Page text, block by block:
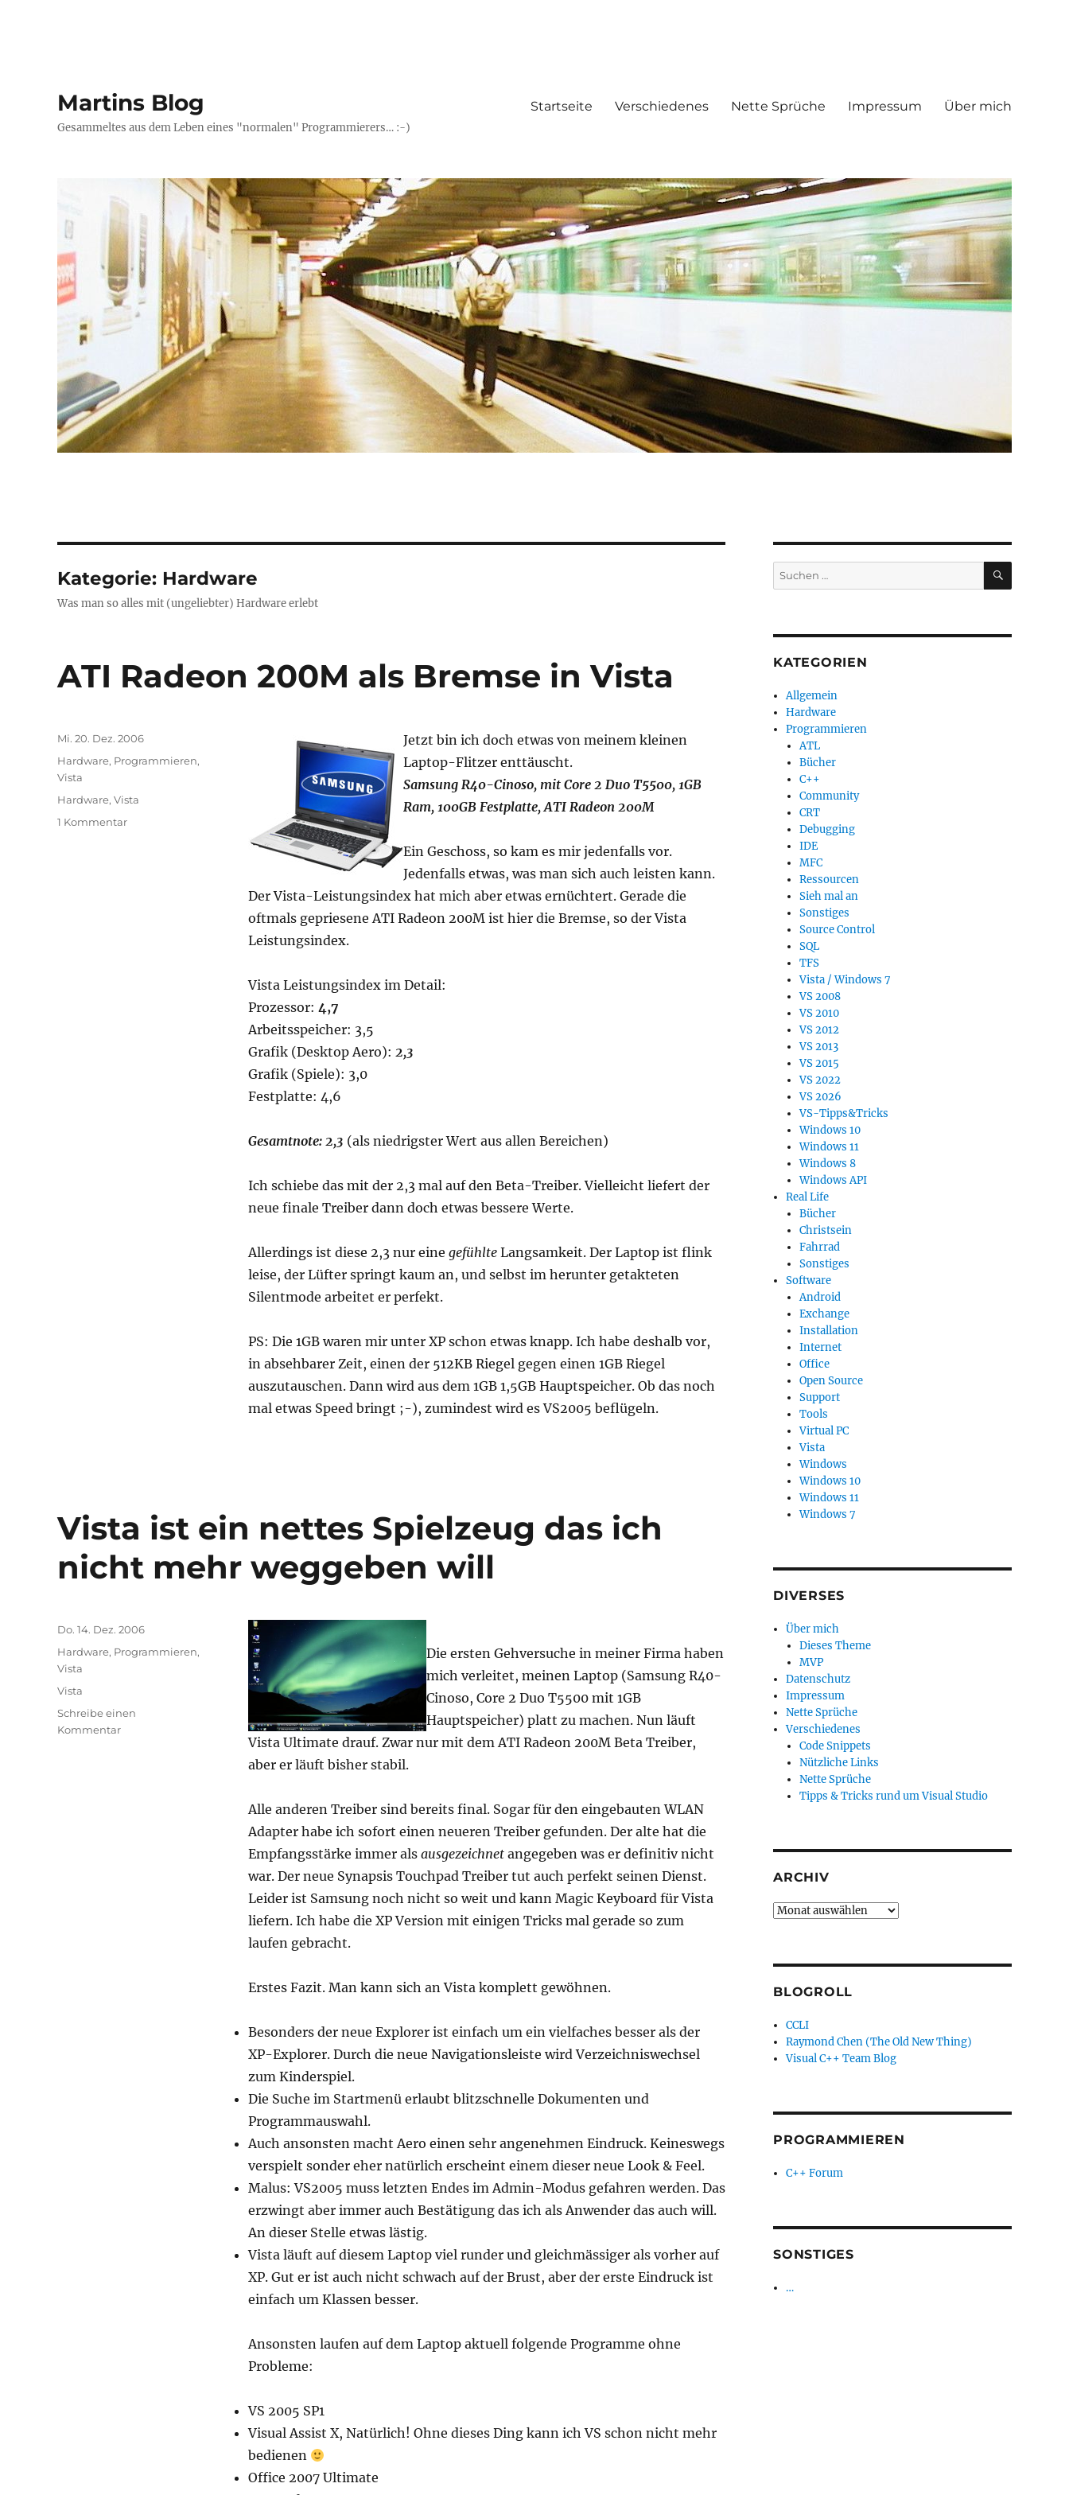
Martins Blog
Gesammeltes aus dem Leben eines "normalen" Programmierers… :-)
Startseite Verschiedenes Nette Sprüche Impressum Über mich
Kategorie: Hardware
Was man so alles mit (ungeliebter) Hardware erlebt
ATI Radeon 200M als Bremse in Vista
Jetzt bin ich doch etwas von meinem kleinen
Laptop-Flitzer enttäuscht.
Samsung R40-Cinoso, mit Core 2 Duo T5500, 1GB
Ram, 100GB Festplatte, ATI Radeon 200M
Ein Geschoss, so kam es mir jedenfalls vor.
Jedenfalls etwas, was man sich auch leisten kann.
Der Vista-Leistungsindex hat mich aber etwas ernüchtert. Gerade die
oftmals gepriesene ATI Radeon 200M ist hier die Bremse, so der Vista
Leistungsindex.
Vista Leistungsindex im Detail:
Prozessor: 4,7
Arbeitsspeicher: 3,5
Grafik (Desktop Aero): 2,3
Grafik (Spiele): 3,0
Festplatte: 4,6
Gesamtnote: 2,3 (als niedrigster Wert aus allen Bereichen)
Ich schiebe das mit der 2,3 mal auf den Beta-Treiber. Vielleicht liefert der
neue finale Treiber dann doch etwas bessere Werte.
Allerdings ist diese 2,3 nur eine gefühlte Langsamkeit. Der Laptop ist flink
leise, der Lüfter springt kaum an, und selbst im herunter getakteten
Silentmode arbeitet er perfekt.
PS: Die 1GB waren mir unter XP schon etwas knapp. Ich habe deshalb vor,
in absehbarer Zeit, einen der 512KB Riegel gegen einen 1GB Riegel
auszutauschen. Dann wird aus dem 1GB 1,5GB Hauptspeicher. Ob das noch
mal etwas Speed bringt ;-), zumindest wird es VS2005 beflügeln.
Veröffentlicht
Mi. 20. Dez. 2006
Kategorien
Hardware, Programmieren,
Vista
Schlagwörter
Hardware, Vista
1 Kommentarzu
Vista ist ein nettes Spielzeug das ich
nicht mehr weggeben will
Die ersten Gehversuche in meiner Firma haben
mich verleitet, meinen Laptop (Samsung R40-
Cinoso, Core 2 Duo T5500 mit 1GB
Hauptspeicher) platt zu machen. Nun läuft
Vista Ultimate drauf. Zwar nur mit dem ATI Radeon 200M Beta Treiber,
aber er läuft bisher stabil.
Alle anderen Treiber sind bereits final. Sogar für den eingebauten WLAN
Adapter habe ich sofort einen neueren Treiber gefunden. Der alte hat die
Empfangsstärke immer als ausgezeichnet angegeben was er definitiv nicht
war. Der neue Synapsis Touchpad Treiber tut auch perfekt seinen Dienst.
Leider ist Samsung noch nicht so weit und kann Magic Keyboard für Vista
liefern. Ich habe die XP Version mit einigen Tricks mal gerade so zum
laufen gebracht.
Erstes Fazit. Man kann sich an Vista komplett gewöhnen.
Besonders der neue Explorer ist einfach um ein vielfaches besser als der
XP-Explorer. Durch die neue Navigationsleiste wird Verzeichniswechsel
zum Kinderspiel.
Die Suche im Startmenü erlaubt blitzschnelle Dokumenten und
Programmauswahl.
Auch ansonsten macht Aero einen sehr angenehmen Eindruck. Keineswegs
verspielt sonder eher natürlich erscheint einem dieser neue Look & Feel.
Malus: VS2005 muss letzten Endes im Admin-Modus gefahren werden. Das
erzwingt aber immer auch Bestätigung das ich als Anwender das auch will.
An dieser Stelle etwas lästig.
Vista läuft auf diesem Laptop viel runder und gleichmässiger als vorher auf
XP. Gut er ist auch nicht schwach auf der Brust, aber der erste Eindruck ist
einfach um Klassen besser.
Ansonsten laufen auf dem Laptop aktuell folgende Programme ohne
Probleme:
VS 2005 SP1
Visual Assist X, Natürlich! Ohne dieses Ding kann ich VS schon nicht mehr
bedienen
Office 2007 Ultimate
Veröffentlicht
Do. 14. Dez. 2006
Kategorien
Hardware, Programmieren,
Vista
Schlagwörter
Vista
Schreibe einen
Kommentarzu
Suchen
nach:
SUCHEN
KATEGORIEN
Allgemein
Hardware
Programmieren
ATL
Bücher
C++
Community
CRT
Debugging
IDE
MFC
Ressourcen
Sieh mal an
Sonstiges
Source Control
SQL
TFS
Vista / Windows 7
VS 2008
VS 2010
VS 2012
VS 2013
VS 2015
VS 2022
VS 2026
VS-Tipps&Tricks
Windows 10
Windows 11
Windows 8
Windows API
Real Life
Bücher
Christsein
Fahrrad
Sonstiges
Software
Android
Exchange
Installation
Internet
Office
Open Source
Support
Tools
Virtual PC
Vista
Windows
Windows 10
Windows 11
Windows 7
DIVERSES
Über mich
Dieses Theme
MVP
Datenschutz
Impressum
Nette Sprüche
Verschiedenes
Code Snippets
Nützliche Links
Nette Sprüche
Tipps & Tricks rund um Visual Studio
ARCHIV
Archiv
BLOGROLL
CCLI
Raymond Chen (The Old New Thing)
Visual C++ Team Blog
PROGRAMMIEREN
C++ Forum
SONSTIGES
…